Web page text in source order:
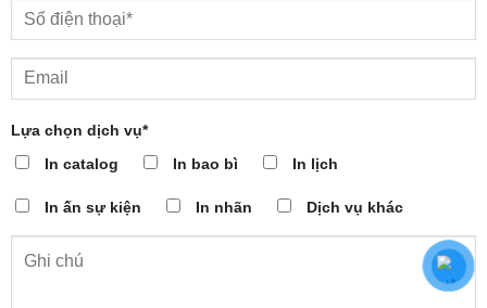
Lựa chọn dịch vụ*
In catalog
In bao bì In lịch
In ấn sự kiện In nhãn Dịch vụ khác